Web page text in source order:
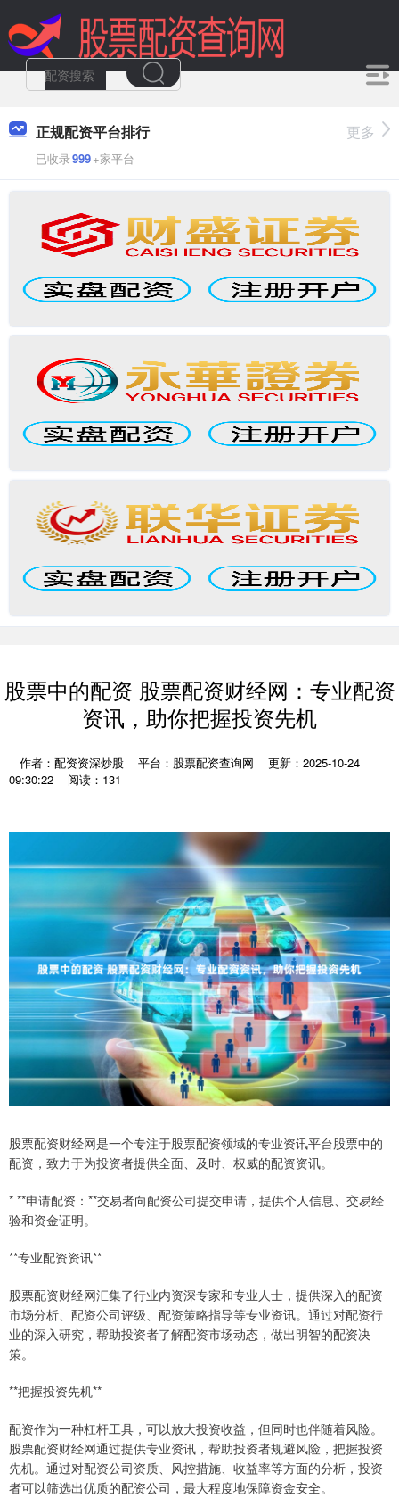
正规配资平台排行
已收录999+家平台
更多
股票中的配资 股票配资财经网：专业配资
资讯，助你把握投资先机
作者：配资资深炒股 平台：股票配资查询网
更新：2025-10-24
09:30:22
阅读：131
股票配资财经网是一个专注于股票配资领域的专业资讯平台股票中的
配资，致力于为投资者提供全面、及时、权威的配资资讯。
* **申请配资：**交易者向配资公司提交申请，提供个人信息、交易经
验和资金证明。
**专业配资资讯**
股票配资财经网汇集了行业内资深专家和专业人士，提供深入的配资
市场分析、配资公司评级、配资策略指导等专业资讯。通过对配资行
业的深入研究，帮助投资者了解配资市场动态，做出明智的配资决
策。
**把握投资先机**
配资作为一种杠杆工具，可以放大投资收益，但同时也伴随着风险。
股票配资财经网通过提供专业资讯，帮助投资者规避风险，把握投资
先机。通过对配资公司资质、风控措施、收益率等方面的分析，投资
者可以筛选出优质的配资公司，最大程度地保障资金安全。